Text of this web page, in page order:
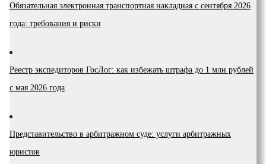
Обязательная электронная транспортная накладная с сентября 2026
года: требования и риски
Реестр экспедиторов ГосЛог: как избежать штрафа до 1 млн рублей
с мая 2026 года
Представительство в арбитражном суде: услуги арбитражных
юристов